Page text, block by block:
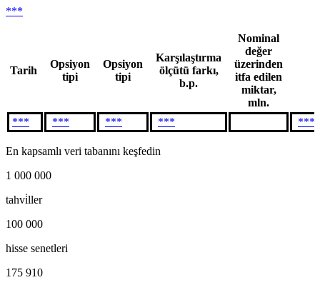
***
Tarih
Opsiyon
tipi
Opsiyon
tipi
Karşılaştırma
ölçütü farkı,
b.p.
Nominal
değer
üzerinden
itfa edilen
miktar,
mln.
***
*** *** *** ***
En kapsamlı veri tabanını keşfedin
1 000 000
tahvi̇ller
100 000
hisse senetleri
175 910